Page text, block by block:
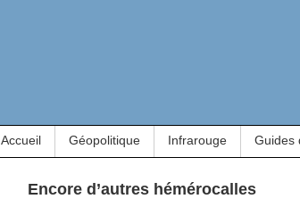
Accueil Géopolitique Infrarouge Guides
Encore d’autres hémérocalles